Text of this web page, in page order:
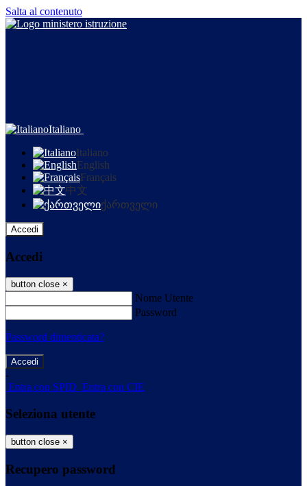
Salta al contenuto
Italiano
Italiano
English
Français
中文
ქართველი
Accedi
Accedi
button close ×
Nome Utente
Password
Password dimenticata?
-
Entra con SPID Entra con CIE
Seleziona utente
button close ×
Recupero password